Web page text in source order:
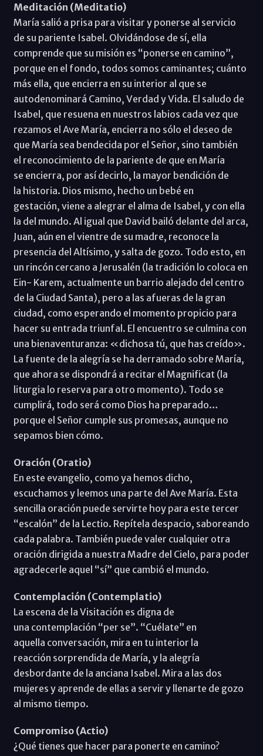
Meditación (Meditatio)
María salió a prisa para visitar y ponerse al servicio
de su pariente Isabel. Olvidándose de sí, ella
comprende que su misión es “ponerse en camino”,
porque en el fondo, todos somos caminantes; cuánto
más ella, que encierra en su interior al que se
autodenominará Camino, Verdad y Vida. El saludo de
Isabel, que resuena en nuestros labios cada vez que
rezamos el Ave María, encierra no sólo el deseo de
que María sea bendecida por el Señor, sino también
el reconocimiento de la pariente de que en María
se encierra, por así decirlo, la mayor bendición de
la historia. Dios mismo, hecho un bebé en
gestación, viene a alegrar el alma de Isabel, y con ella
la del mundo. Al igual que David bailó delante del arca,
Juan, aún en el vientre de su madre, reconoce la
presencia del Altísimo, y salta de gozo. Todo esto, en
un rincón cercano a Jerusalén (la tradición lo coloca en
Ein- Karem, actualmente un barrio alejado del centro
de la Ciudad Santa), pero a las afueras de la gran
ciudad, como esperando el momento propicio para
hacer su entrada triunfal. El encuentro se culmina con
una bienaventuranza: «dichosa tú, que has creído».
La fuente de la alegría se ha derramado sobre María,
que ahora se dispondrá a recitar el Magnificat (la
liturgia lo reserva para otro momento). Todo se
cumplirá, todo será como Dios ha preparado…
porque el Señor cumple sus promesas, aunque no
sepamos bien cómo.
Oración (Oratio)
En este evangelio, como ya hemos dicho,
escuchamos y leemos una parte del Ave María. Esta
sencilla oración puede servirte hoy para este tercer
“escalón” de la Lectio. Repítela despacio, saboreando
cada palabra. También puede valer cualquier otra
oración dirigida a nuestra Madre del Cielo, para poder
agradecerle aquel “sí” que cambió el mundo.
Contemplación (Contemplatio)
La escena de la Visitación es digna de
una contemplación “per se”. “Cuélate” en
aquella conversación, mira en tu interior la
reacción sorprendida de María, y la alegría
desbordante de la anciana Isabel. Mira a las dos
mujeres y aprende de ellas a servir y llenarte de gozo
al mismo tiempo.
Compromiso (Actio)
¿Qué tienes que hacer para ponerte en camino?